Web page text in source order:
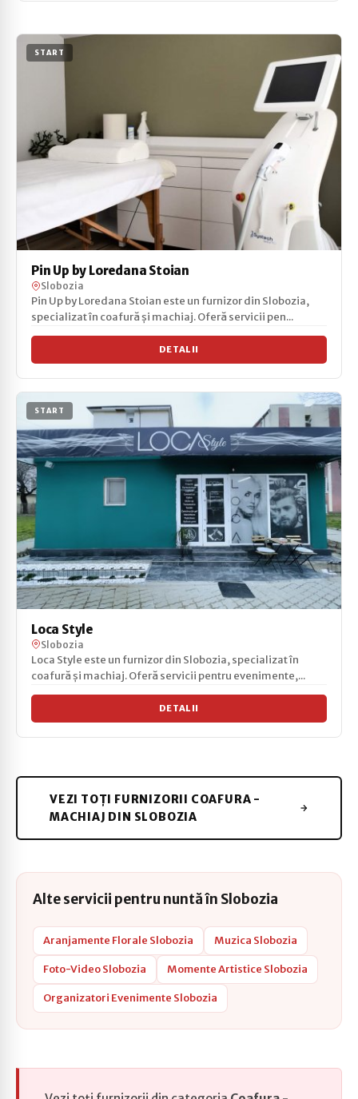
START
Pin Up by Loredana Stoian
Slobozia
Pin Up by Loredana Stoian este un furnizor din Slobozia,
specializat în coafură și machiaj. Oferă servicii pen...
DETALII
START
Loca Style
Slobozia
Loca Style este un furnizor din Slobozia, specializat în
coafură și machiaj. Oferă servicii pentru evenimente,...
DETALII
VEZI TOȚI FURNIZORII COAFURA -
MACHIAJ DIN SLOBOZIA
Alte servicii pentru nuntă în Slobozia
Aranjamente Florale Slobozia Muzica Slobozia
Foto-Video Slobozia Momente Artistice Slobozia
Organizatori Evenimente Slobozia